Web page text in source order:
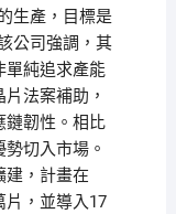
生產，目標是
公司強調，其
單純追求產能
法案補助，
鏈韌性。相比
切入市場。
建，計畫在
片，並導入17